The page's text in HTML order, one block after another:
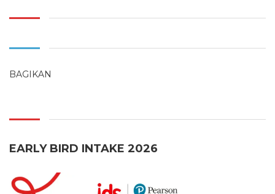
BAGIKAN
EARLY BIRD INTAKE 2026